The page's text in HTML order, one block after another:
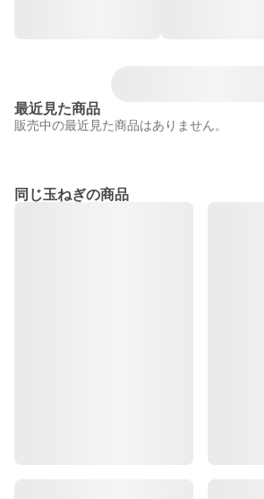
最近見た商品
販売中の最近見た商品はありません。
同じ玉ねぎの商品